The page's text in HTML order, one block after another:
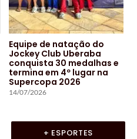
Equipe de natação do
Jockey Club Uberaba
conquista 30 medalhas e
termina em 4º lugar na
Supercopa 2026
14/07/2026
+ ESPORTES